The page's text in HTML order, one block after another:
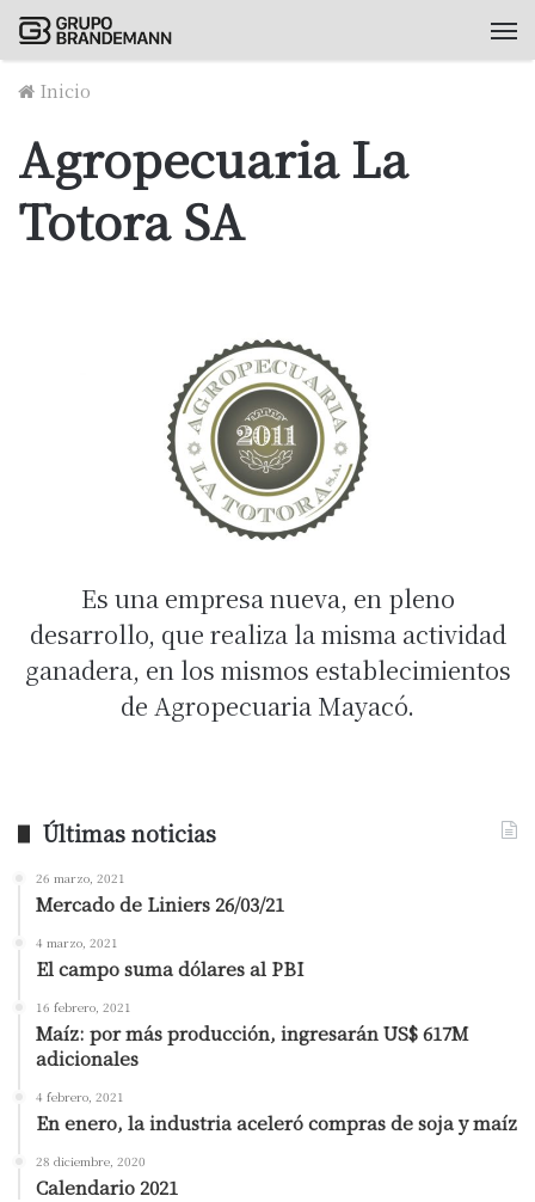
Inicio
Agropecuaria La
Totora SA
Es una empresa nueva, en pleno
desarrollo, que realiza la misma actividad
ganadera, en los mismos establecimientos
de Agropecuaria Mayacó.
Últimas noticias
26 marzo, 2021
Mercado de Liniers 26/03/21
4 marzo, 2021
El campo suma dólares al PBI
16 febrero, 2021
Maíz: por más producción, ingresarán US$ 617M
adicionales
4 febrero, 2021
En enero, la industria aceleró compras de soja y maíz
28 diciembre, 2020
Calendario 2021